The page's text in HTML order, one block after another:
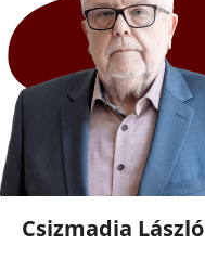
Csizmadia László